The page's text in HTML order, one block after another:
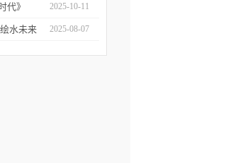
代》
司”榜单
2025-10-11
水未来 2025-08-07